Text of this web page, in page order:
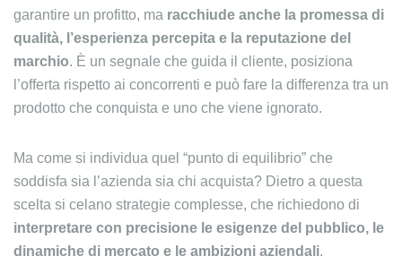
garantire un profitto, ma racchiude anche la promessa di
qualità, l’esperienza percepita e la reputazione del
marchio. È un segnale che guida il cliente, posiziona
l’offerta rispetto ai concorrenti e può fare la differenza tra un
prodotto che conquista e uno che viene ignorato.
Ma come si individua quel “punto di equilibrio” che
soddisfa sia l’azienda sia chi acquista? Dietro a questa
scelta si celano strategie complesse, che richiedono di
interpretare con precisione le esigenze del pubblico, le
dinamiche di mercato e le ambizioni aziendali.